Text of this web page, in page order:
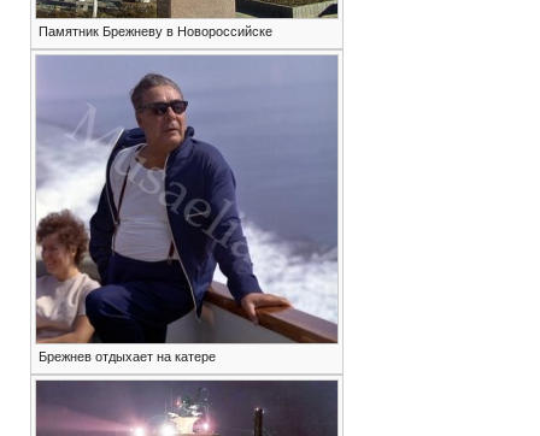
Памятник Брежневу в Новороссийске
Брежнев отдыхает на катере